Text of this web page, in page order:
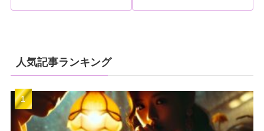
人気記事ランキング